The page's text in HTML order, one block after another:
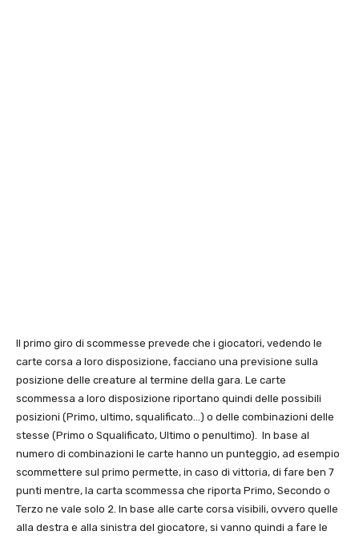
Il primo giro di scommesse prevede che i giocatori, vedendo le
carte corsa a loro disposizione, facciano una previsione sulla
posizione delle creature al termine della gara. Le carte
scommessa a loro disposizione riportano quindi delle possibili
posizioni (Primo, ultimo, squalificato…) o delle combinazioni delle
stesse (Primo o Squalificato, Ultimo o penultimo). In base al
numero di combinazioni le carte hanno un punteggio, ad esempio
scommettere sul primo permette, in caso di vittoria, di fare ben 7
punti mentre, la carta scommessa che riporta Primo, Secondo o
Terzo ne vale solo 2. In base alle carte corsa visibili, ovvero quelle
alla destra e alla sinistra del giocatore, si vanno quindi a fare le